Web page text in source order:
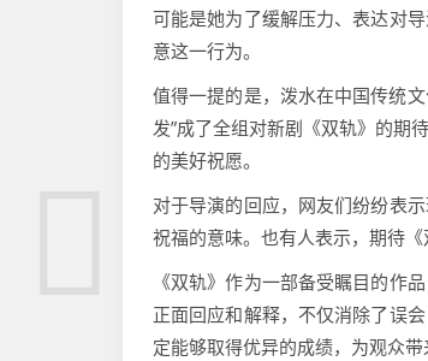
可能是她为了缓解压力、表达对
意这一行为。
值得一提的是，泼水在中国传统
发”成了全组对新剧《双轨》的期
的美好祝愿。
对于导演的回应，网友们纷纷表
祝福的意味。也有人表示，期待
《双轨》作为一部备受瞩目的作
正面回应和解释，不仅消除了误
定能够取得优异的成绩，为观众带